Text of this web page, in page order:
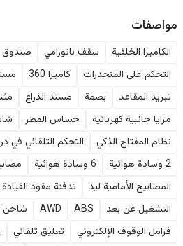
مواصفات
الكاميرا الخلفية سقف بانورامي
صندوق
التحكم على المنحدرات
كاميرا 360
تبريد المقاعد
بصمة مسند الذراع
مرايا جانبية كهربائية
حساس المطر
نظام المفتاح الذكي
التحكم التلقائي في
2 وسادة هوائية
6 وسادة هوائية
المصابيح الأمامية ليد
تدفئة مقود القيادة
التشغيل عن بعد
ABS
AWD شاحن
فرامل الوقوف الإلكتروني
تعليق تلقائي